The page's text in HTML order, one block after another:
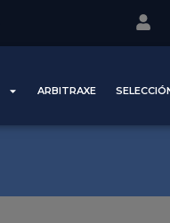
ARBITRAXE